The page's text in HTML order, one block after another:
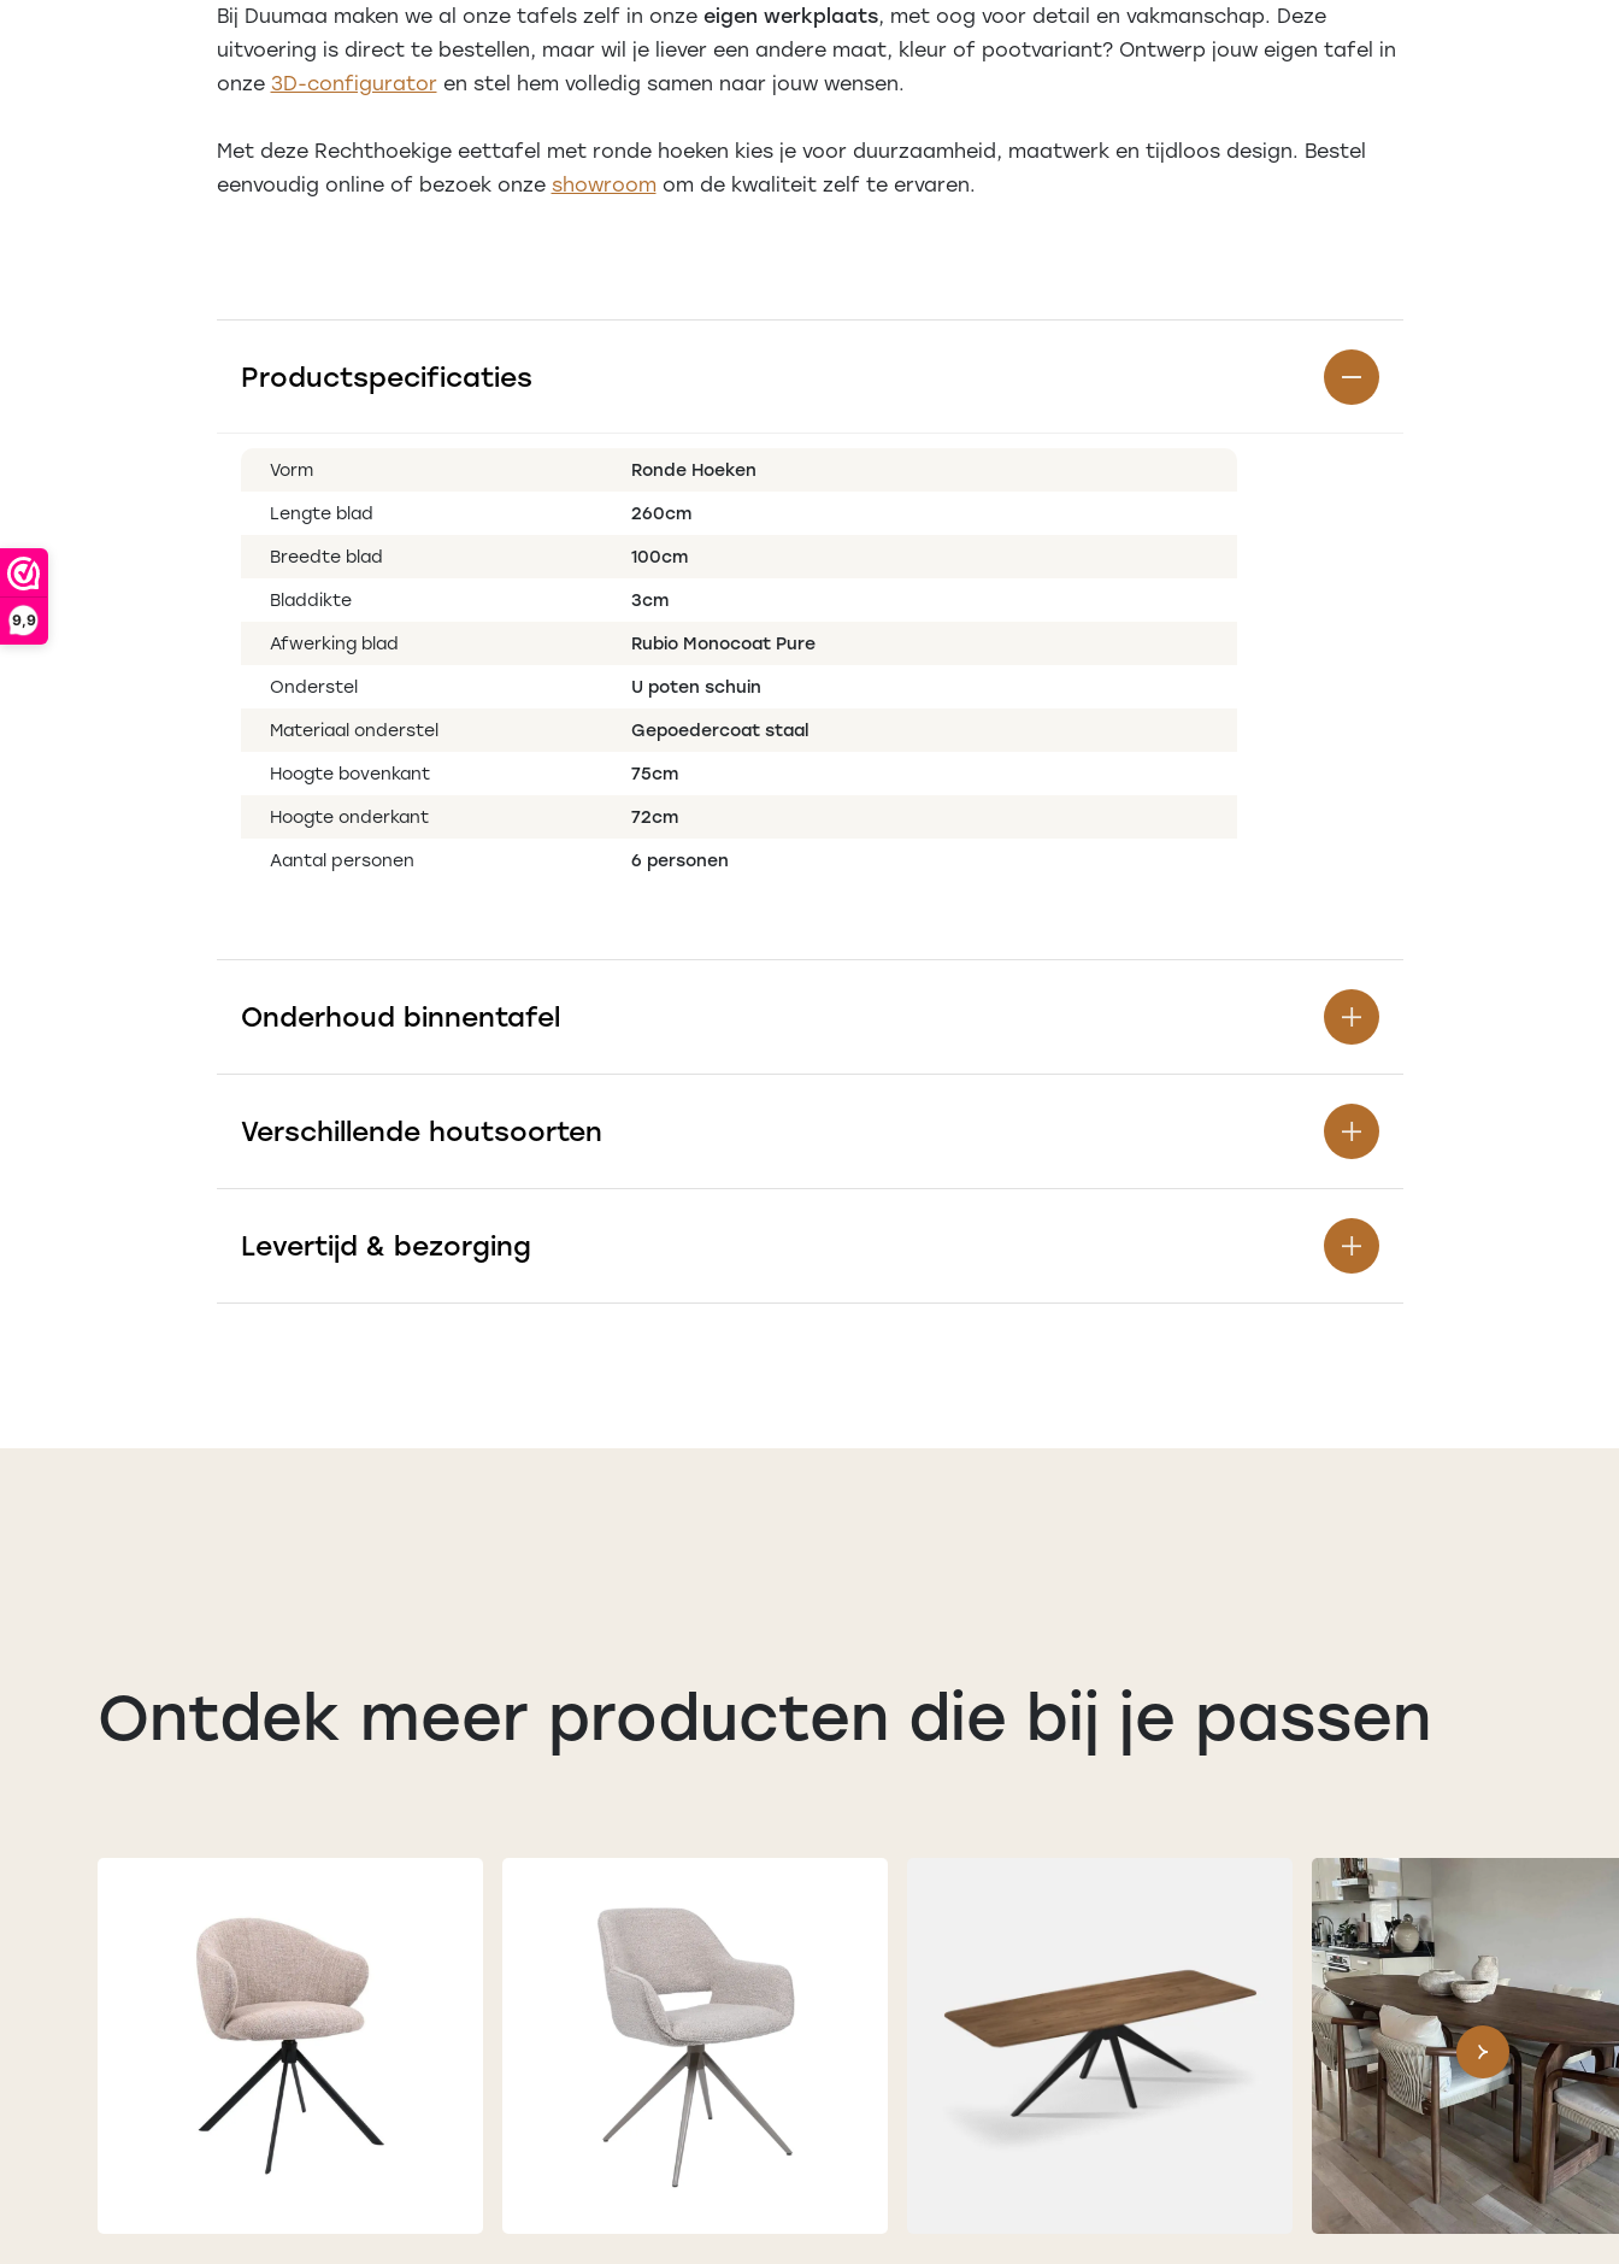
9,9
Bij Duumaa maken we al onze tafels zelf in onze eigen werkplaats, met oog voor detail en vakmanschap. Deze
uitvoering is direct te bestellen, maar wil je liever een andere maat, kleur of pootvariant? Ontwerp jouw eigen tafel in
onze 3D-configuratoren stel hem volledig samen naar jouw wensen.
Met deze Rechthoekige eettafel met ronde hoeken kies je voor duurzaamheid, maatwerk en tijdloos design. Bestel
eenvoudig online of bezoek onze showroom om de kwaliteit zelf te ervaren.
Productspecificaties
Vorm
Ronde Hoeken
Lengte blad
260cm
Breedte blad
100cm
Bladdikte
3cm
Afwerking blad
Rubio Monocoat Pure
Onderstel
U poten schuin
Materiaal onderstel
Gepoedercoat staal
Hoogte bovenkant
75cm
Hoogte onderkant
72cm
Aantal personen
6 personen
Onderhoud binnentafel
Verschillende houtsoorten
Levertijd & bezorging
Ontdek meer producten die bij je passen